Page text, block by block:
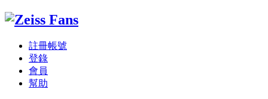
註冊帳號
登錄
會員
幫助